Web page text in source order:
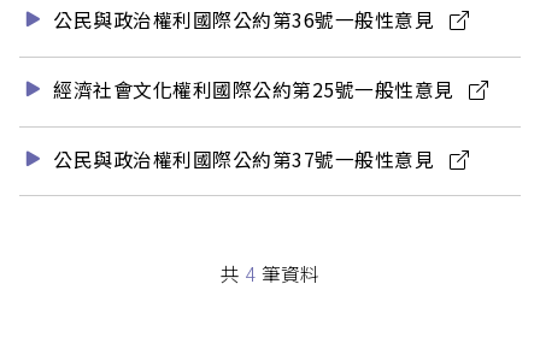
公民與政治權利國際公約第36號一般性意見
經濟社會文化權利國際公約第25號一般性意見
公民與政治權利國際公約第37號一般性意見
共 4 筆資料